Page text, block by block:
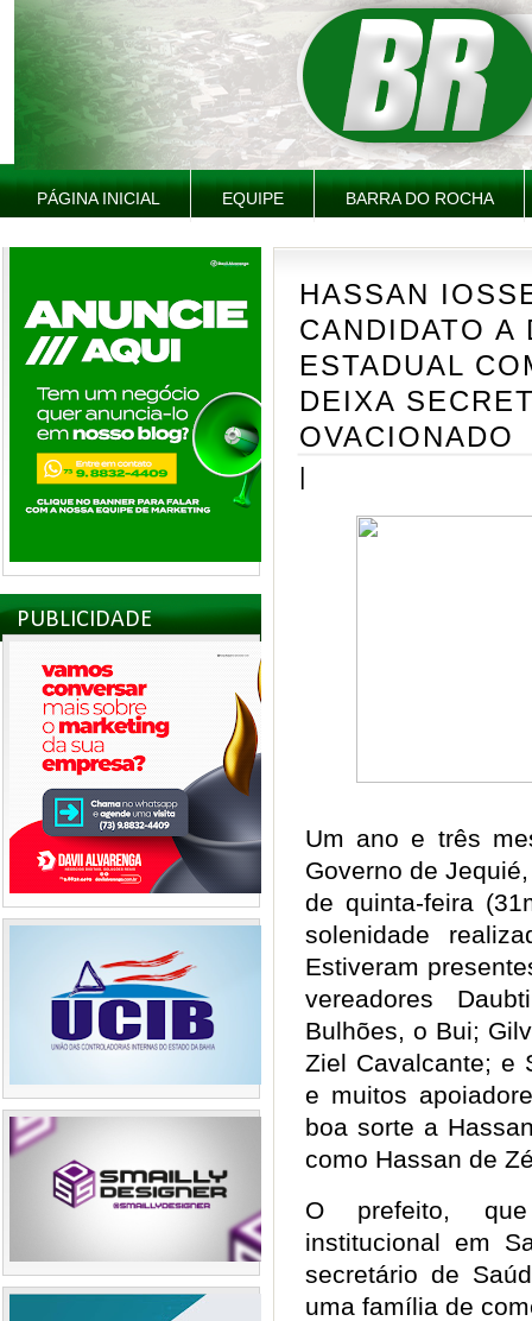
PÁGINA INICIAL EQUIPE BARRA DO ROCHA
PUBLICIDADE
HASSAN
CANDIDATO A
ESTADUAL
DEIXA
OVACIONADO
|
Um ano e três
Governo de
de quinta-feira
solenidade
Estiveram
vereadores
Bulhões, o Bui;
Ziel Cavalcante; e
e muitos
boa sorte a
como Hassan de
O prefeito,
institucional em
secretário de
uma família de